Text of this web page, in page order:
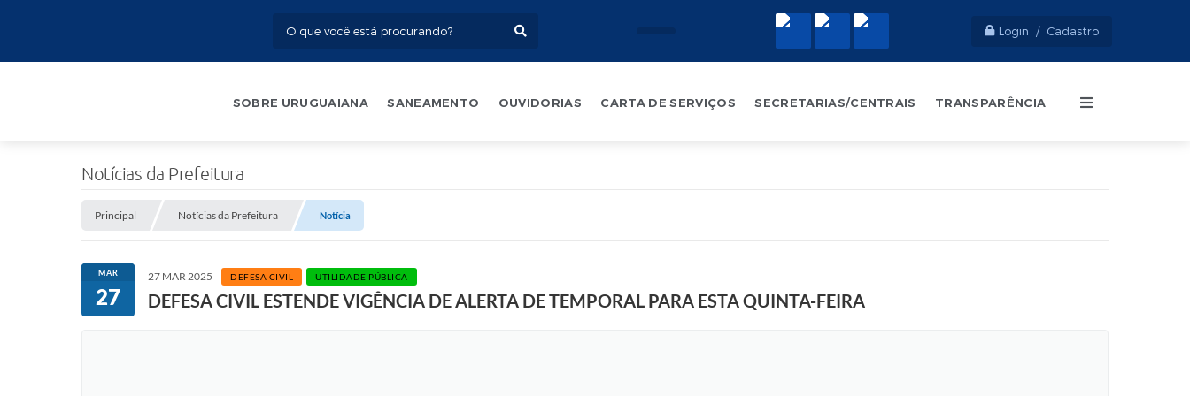
Login / Cadastro
SOBRE URUGUAIANA SANEAMENTO OUVIDORIAS CARTA DE SERVIÇOS SECRETARIAS/CENTRAIS TRANSPARÊNCIA
Notícias da Prefeitura
Principal Notícias da Prefeitura Notícia
MAR
27
27 MAR 2025 DEFESA CIVIL UTILIDADE PÚBLICA
DEFESA CIVIL ESTENDE VIGÊNCIA DE ALERTA DE TEMPORAL PARA ESTA QUINTA-FEIRA
o
O